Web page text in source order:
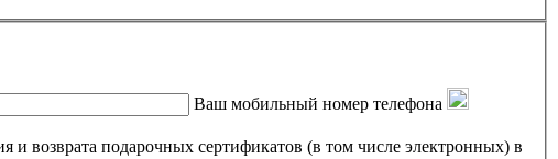
Ваш мобильный номер телефона
сертификатов (в том числе электронных) в